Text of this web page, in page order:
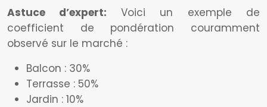
Astuce d’expert: Voici un exemple de
coefficient de pondération couramment
observé sur le marché :
Balcon : 30%
Terrasse : 50%
Jardin : 10%